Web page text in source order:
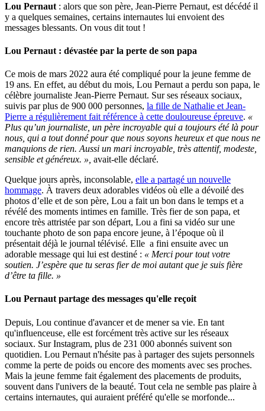
Lou Pernaut : alors que son père, Jean-Pierre Pernaut, est décédé il
y a quelques semaines, certains internautes lui envoient des
messages blessants. On vous dit tout !
Lou Pernaut : dévastée par la perte de son papa
Ce mois de mars 2022 aura été compliqué pour la jeune femme de
19 ans. En effet, au début du mois, Lou Pernaut a perdu son papa, le
célèbre journaliste Jean-Pierre Pernaut. Sur ses réseaux sociaux,
suivis par plus de 900 000 personnes, la fille de Nathalie et Jean-
Pierre a régulièrement fait référence à cette douloureuse épreuve. «
Plus qu’un journaliste, un père incroyable qui a toujours été là pour
nous, qui a tout donné pour que nous soyons heureux et que nous ne
manquions de rien. Aussi un mari incroyable, très attentif, modeste,
sensible et généreux. », avait-elle déclaré.
Quelque jours après, inconsolable, elle a partagé un nouvelle
hommage. À travers deux adorables vidéos où elle a dévoilé des
photos d’elle et de son père, Lou a fait un bon dans le temps et a
révélé des moments intimes en famille. Très fier de son papa, et
encore très attristée par son départ, Lou a fini sa vidéo sur une
touchante photo de son papa encore jeune, à l’époque où il
présentait déjà le journal télévisé. Elle a fini ensuite avec un
adorable message qui lui est destiné : « Merci pour tout votre
soutien. J’espère que tu seras fier de moi autant que je suis fière
d’être ta fille. »
Lou Pernaut partage des messages qu'elle reçoit
Depuis, Lou continue d'avancer et de mener sa vie. En tant
qu'influenceuse, elle est forcément très active sur les réseaux
sociaux. Sur Instagram, plus de 231 000 abonnés suivent son
quotidien. Lou Pernaut n'hésite pas à partager des sujets personnels
comme la perte de poids ou encore des moments avec ses proches.
Mais la jeune femme fait également des placements de produits,
souvent dans l'univers de la beauté. Tout cela ne semble pas plaire à
certains internautes, qui auraient préféré qu'elle se morfonde...